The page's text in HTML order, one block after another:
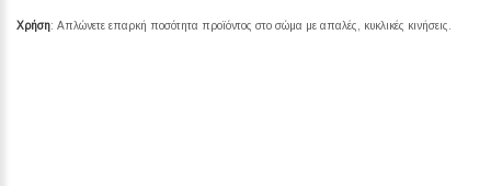
Χρήση: Απλώνετε επαρκή ποσότητα προϊόντος στο σώμα με απαλές, κυκλικές κινήσεις.